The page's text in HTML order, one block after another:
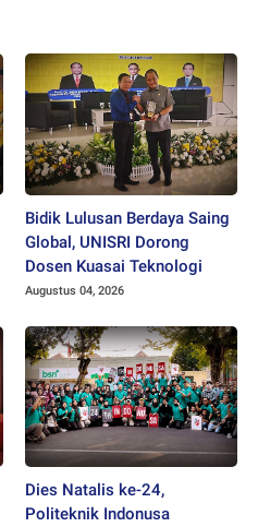
Bidik Lulusan Berdaya Saing
Global, UNISRI Dorong
Dosen Kuasai Teknologi
Augustus 04, 2026
Dies Natalis ke-24,
Politeknik Indonusa